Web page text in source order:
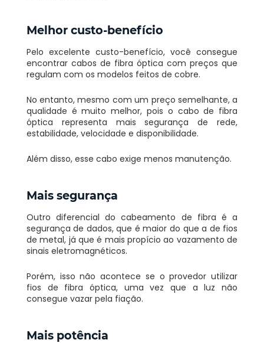
Melhor custo-benefício
Pelo excelente custo-benefício, você consegue
encontrar cabos de fibra óptica com preços que
regulam com os modelos feitos de cobre.
No entanto, mesmo com um preço semelhante, a
qualidade é muito melhor, pois o cabo de fibra
óptica representa mais segurança de rede,
estabilidade, velocidade e disponibilidade.
Além disso, esse cabo exige menos manutenção.
Mais segurança
Outro diferencial do cabeamento de fibra é a
segurança de dados, que é maior do que a de fios
de metal, já que é mais propício ao vazamento de
sinais eletromagnéticos.
Porém, isso não acontece se o provedor utilizar
fios de fibra óptica, uma vez que a luz não
consegue vazar pela fiação.
Mais potência